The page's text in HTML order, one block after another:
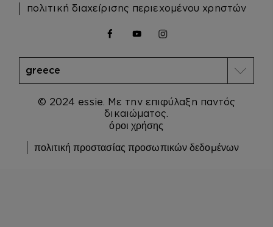
© 2024 essie. Με την επιφύλαξη παντός
δικαιώματος.
όροι χρήσης
πολιτική προστασίας προσωπικών δεδομένων
πολιτική διαχείρισης περιεχομένου χρηστών
facebookyoutubeinstagram